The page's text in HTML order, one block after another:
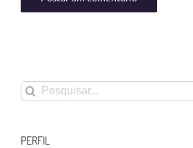
Buscar
resultados
PERFIL